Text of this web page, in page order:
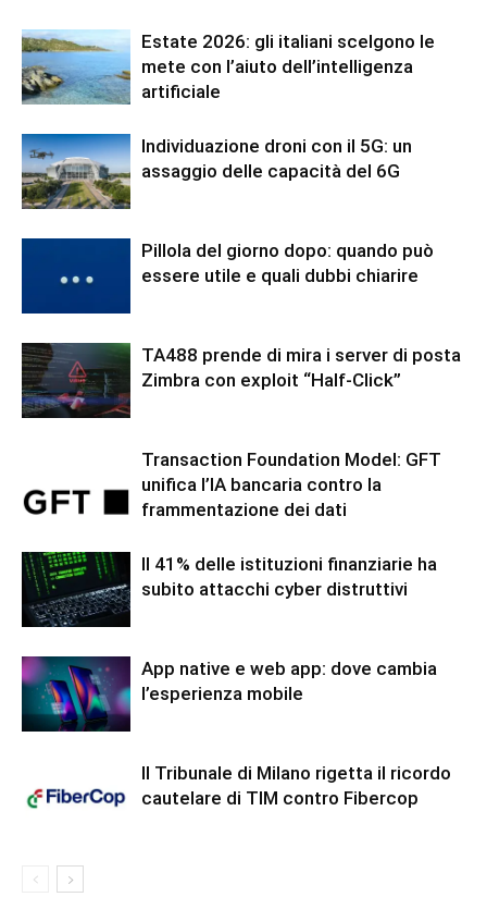
Estate 2026: gli italiani scelgono le
mete con l’aiuto dell’intelligenza
artificiale
Individuazione droni con il 5G: un
assaggio delle capacità del 6G
Pillola del giorno dopo: quando può
essere utile e quali dubbi chiarire
TA488 prende di mira i server di posta
Zimbra con exploit “Half-Click”
Transaction Foundation Model: GFT
unifica l’IA bancaria contro la
frammentazione dei dati
Il 41% delle istituzioni finanziarie ha
subito attacchi cyber distruttivi
App native e web app: dove cambia
l’esperienza mobile
Il Tribunale di Milano rigetta il ricordo
cautelare di TIM contro Fibercop